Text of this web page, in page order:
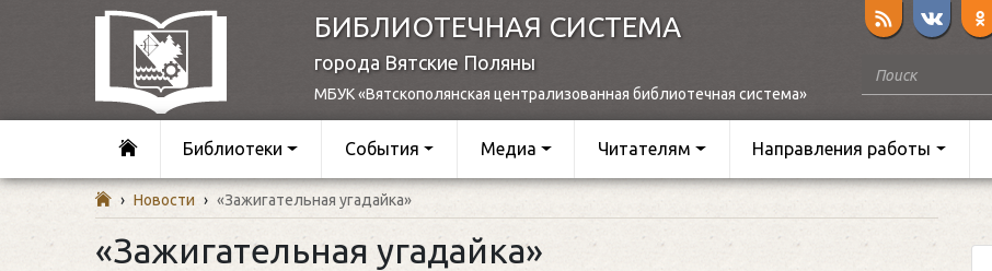
БИБЛИОТЕЧНАЯ СИСТЕМА
города Вятские Поляны
МБУК «Вятскополянская централизованная библиотечная система»
Библиотеки События Медиа Читателям Направления работы
› Новости › «Зажигательная угадайка»
«Зажигательная угадайка»